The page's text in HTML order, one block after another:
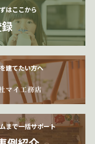
はここから
建てたい方へ
まで一括サポート